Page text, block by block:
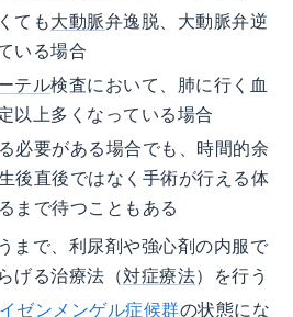
ても大動脈弁逸脱、大動脈弁逆
いる場合
テル検査において、肺に行く血
以上多くなっている場合
必要がある場合でも、時間的余
後直後ではなく手術が行える体
まで待つこともある
まで、利尿剤や強心剤の内服で
げる治療法（対症療法）を行う
ゼンメンゲル症候群の状態にな